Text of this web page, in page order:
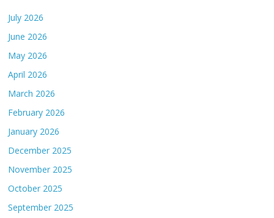
July 2026
June 2026
May 2026
April 2026
March 2026
February 2026
January 2026
December 2025
November 2025
October 2025
September 2025